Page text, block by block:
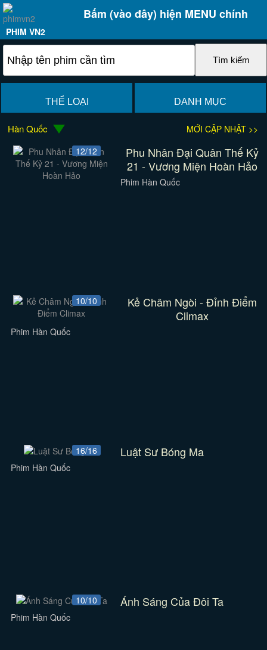
Bấm (vào đây) hiện MENU chính
PHIM VN2
THỂ LOẠI DANH MỤC
Hàn Quốc
MỚI CẬP NHẬT >>
12/12
Phu Nhân Đại Quân Thế Kỷ
21 - Vương Miện Hoàn Hảo
Phim Hàn Quốc
10/10
Kẻ Châm Ngòi - Đỉnh Điểm
Climax
Phim Hàn Quốc
16/16 Luật Sư Bóng Ma
Phim Hàn Quốc
10/10 Ánh Sáng Của Đôi Ta
Phim Hàn Quốc